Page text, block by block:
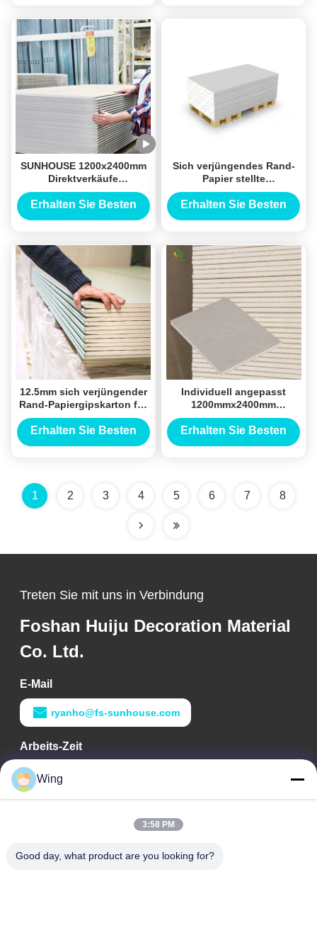
SUNHOUSE 1200x2400mm
Direktverkäufe
Verkaufsgüter Gebäude
Sanierung Trockenwand
Erhalten Sie Besten
Sich verjüngendes Rand-
Papier stellte
Fasergipsplatte,
Gipskarton 12,5 Millimeter
Erhalten Sie Besten
12.5mm sich verjüngender
Rand-Papiergipskarton für
errichtendes Decken-
System
Erhalten Sie Besten
Individuell angepasst
1200mmx2400mm
Modernes feuerfeste
Putzplatte/Gypsplatte
Erhalten Sie Besten
1 2 3 4 5 6 7 8
Treten Sie mit uns in Verbindung
Foshan Huiju Decoration Material
Co. Ltd.
E-Mail
ryanho@fs-sunhouse.com
Arbeits-Zeit
9:00-18:00
Unsere Adresse
Adresse des Unternehmens
Nanhai-Bezirk, Foshan-Stadt
Wing
3:58 PM
Good day, what product are you looking for?